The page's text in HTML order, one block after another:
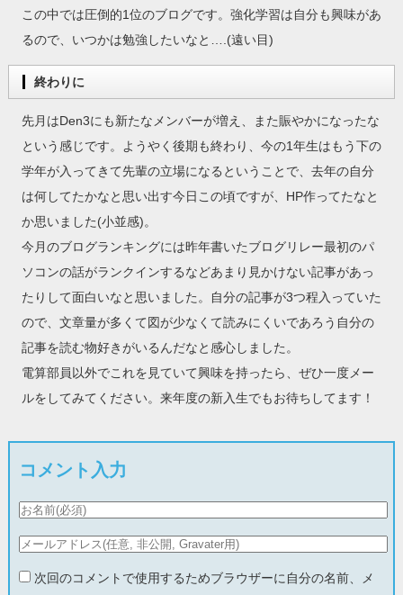
この中では圧倒的1位のブログです。強化学習は自分も興味があ
るので、いつかは勉強したいなと….(遠い目)
終わりに
先月はDen3にも新たなメンバーが増え、また賑やかになったな
という感じです。ようやく後期も終わり、今の1年生はもう下の
学年が入ってきて先輩の立場になるということで、去年の自分
は何してたかなと思い出す今日この頃ですが、HP作ってたなと
か思いました(小並感)。
今月のブログランキングには昨年書いたブログリレー最初のパ
ソコンの話がランクインするなどあまり見かけない記事があっ
たりして面白いなと思いました。自分の記事が3つ程入っていた
ので、文章量が多くて図が少なくて読みにくいであろう自分の
記事を読む物好きがいるんだなと感心しました。
電算部員以外でこれを見ていて興味を持ったら、ぜひ一度メー
ルをしてみてください。来年度の新入生でもお待ちしてます！
コメント入力
次回のコメントで使用するためブラウザーに自分の名前、メ